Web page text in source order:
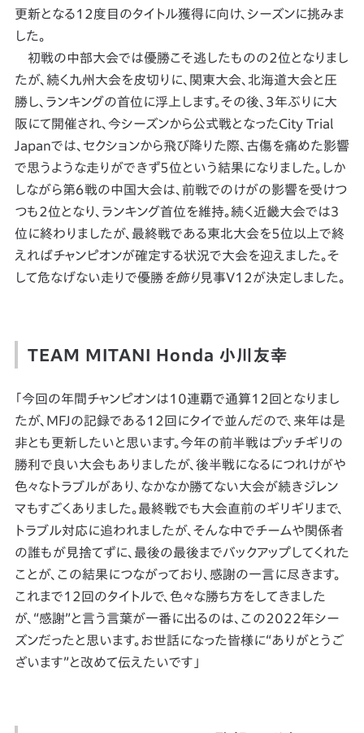
更新となる12度目のタイトル獲得に向け、シーズンに挑みま
した。
初戦の中部大会では優勝こそ逃したものの2位となりまし
たが、続く九州大会を皮切りに、関東大会、北海道大会と圧
勝し、ランキングの首位に浮上します。その後、3年ぶりに大
阪にて開催され、今シーズンから公式戦となったCity Trial
Japanでは、セクションから飛び降りた際、古傷を痛めた影響
で思うような走りができず5位という結果になりました。しか
しながら第６戦の中国大会は、前戦でのけがの影響を受けつ
つも2位となり、ランキング首位を維持。続く近畿大会では３
位に終わりましたが、最終戦である東北大会を5位以上で終
えればチャンピオンが確定する状況で大会を迎えました。そ
して危なげない走りで優勝を飾り見事V12が決定しました。
TEAM MITANI Honda 小川友幸
「今回の年間チャンピオンは10連覇で通算12回となりまし
たが、MFJの記録である12回にタイで並んだので、来年は是
非とも更新したいと思います。今年の前半戦はブッチギリの
勝利で良い大会もありましたが、後半戦になるにつれけがや
色々なトラブルがあり、なかなか勝てない大会が続きジレン
マもすごくありました。最終戦でも大会直前のギリギリまで、
トラブル対応に追われましたが、そんな中でチームや関係者
の誰もが見捨てずに、最後の最後までバックアップしてくれた
ことが、この結果につながっており、感謝の一言に尽きます。
これまで12回のタイトルで、色々な勝ち方をしてきました
が、“感謝”と言う言葉が一番に出るのは、この2022年シー
ズンだったと思います。お世話になった皆様に“ありがとうご
ざいます”と改めて伝えたいです」